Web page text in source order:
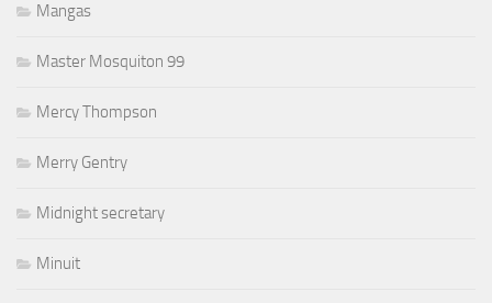
Mangas
Master Mosquiton 99
Mercy Thompson
Merry Gentry
Midnight secretary
Minuit